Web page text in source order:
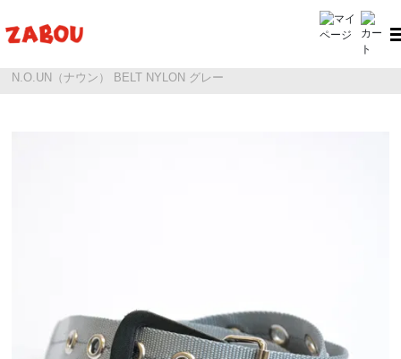
N.O.UN（ナウン） BELT NYLON グレー